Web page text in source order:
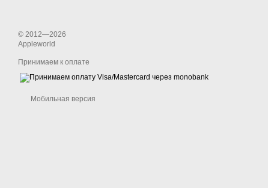
© 2012—2026
Appleworld
Принимаем к оплате
Мобильная версия